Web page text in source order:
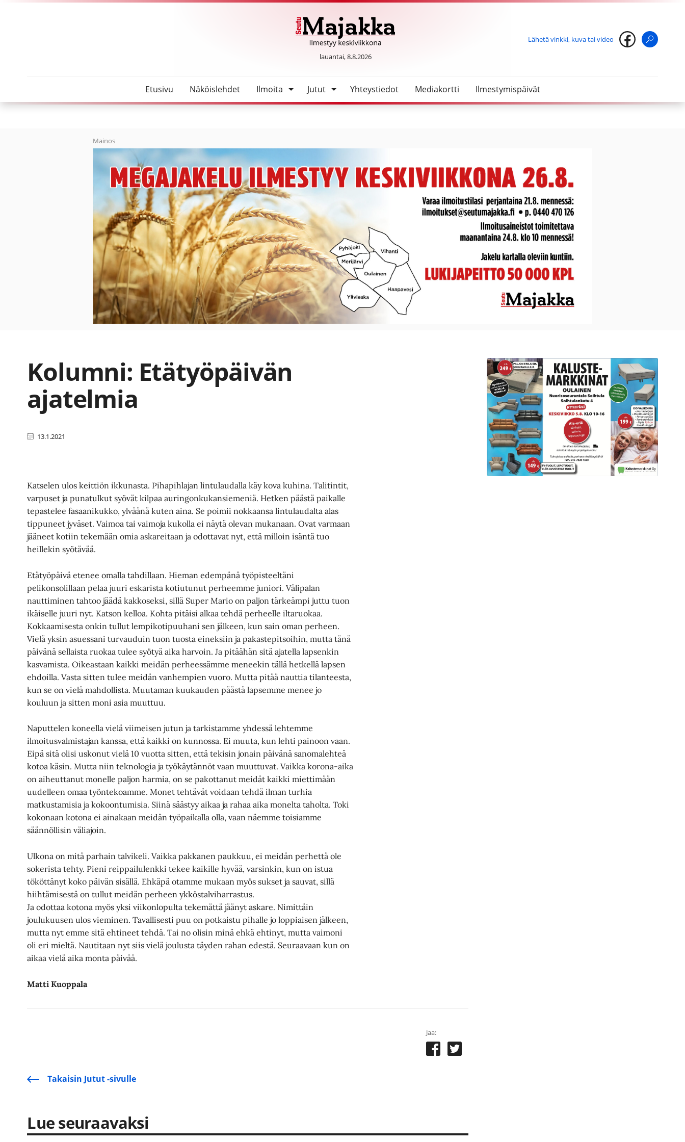
SeutuMajakka
lauantai, 8.8.2026
Lähetä vinkki, kuva tai video
Etusivu Näköislehdet Ilmoita Jutut Yhteystiedot Mediakortti Ilmestymispäivät
Mainos
Kolumni: Etätyöpäivän
ajatelmia
13.1.2021
Katselen ulos keittiön ikkunasta. Pihapihlajan lintulaudalla käy kova kuhina. Talitintit,
varpuset ja punatulkut syövät kilpaa auringonkukansiemeniä. Hetken päästä paikalle
tepastelee fasaanikukko, ylväänä kuten aina. Se poimii nokkaansa lintulaudalta alas
tippuneet jyväset. Vaimoa tai vaimoja kukolla ei näytä olevan mukanaan. Ovat varmaan
jääneet kotiin tekemään omia askareitaan ja odottavat nyt, että milloin isäntä tuo
heillekin syötävää.
Etätyöpäivä etenee omalla tahdillaan. Hieman edempänä työpisteeltäni
pelikonsolillaan pelaa juuri eskarista kotiutunut perheemme juniori. Välipalan
nauttiminen tahtoo jäädä kakkoseksi, sillä Super Mario on paljon tärkeämpi juttu tuon
ikäiselle juuri nyt. Katson kelloa. Kohta pitäisi alkaa tehdä perheelle iltaruokaa.
Kokkaamisesta onkin tullut lempikotipuuhani sen jälkeen, kun sain oman perheen.
Vielä yksin asuessani turvauduin tuon tuosta eineksiin ja pakastepitsoihin, mutta tänä
päivänä sellaista ruokaa tulee syötyä aika harvoin. Ja pitäähän sitä ajatella lapsenkin
kasvamista. Oikeastaan kaikki meidän perheessämme meneekin tällä hetkellä lapsen
ehdoilla. Vasta sitten tulee meidän vanhempien vuoro. Mutta pitää nauttia tilanteesta,
kun se on vielä mahdollista. Muutaman kuukauden päästä lapsemme menee jo
kouluun ja sitten moni asia muuttuu.
Naputtelen koneella vielä viimeisen jutun ja tarkistamme yhdessä lehtemme
ilmoitusvalmistajan kanssa, että kaikki on kunnossa. Ei muuta, kun lehti painoon vaan.
Eipä sitä olisi uskonut vielä 10 vuotta sitten, että tekisin jonain päivänä sanomalehteä
kotoa käsin. Mutta niin teknologia ja työkäytännöt vaan muuttuvat. Vaikka korona-aika
on aiheuttanut monelle paljon harmia, on se pakottanut meidät kaikki miettimään
uudelleen omaa työntekoamme. Monet tehtävät voidaan tehdä ilman turhia
matkustamisia ja kokoontumisia. Siinä säästyy aikaa ja rahaa aika monelta taholta. Toki
kokonaan kotona ei ainakaan meidän työpaikalla olla, vaan näemme toisiamme
säännöllisin väliajoin.
Ulkona on mitä parhain talvikeli. Vaikka pakkanen paukkuu, ei meidän perhettä ole
sokerista tehty. Pieni reippailulenkki tekee kaikille hyvää, varsinkin, kun on istua
tököttänyt koko päivän sisällä. Ehkäpä otamme mukaan myös sukset ja sauvat, sillä
hiihtämisestä on tullut meidän perheen ykköstalviharrastus.
Ja odottaa kotona myös yksi viikonlopulta tekemättä jäänyt askare. Nimittäin
joulukuusen ulos vieminen. Tavallisesti puu on potkaistu pihalle jo loppiaisen jälkeen,
mutta nyt emme sitä ehtineet tehdä. Tai no olisin minä ehkä ehtinyt, mutta vaimoni
oli eri mieltä. Nautitaan nyt siis vielä joulusta täyden rahan edestä. Seuraavaan kun on
aikaa vielä aika monta päivää.
Matti Kuoppala
Jaa:
Takaisin Jutut -sivulle
Lue seuraavaksi